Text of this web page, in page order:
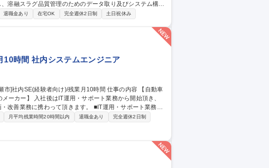
グ品質管理業務の落とし込み ３．スラグ品質トラブルが
退職金あり 在宅OK 完全週休2日制 土日祝休み
10時間 社内システムエンジニア
ーカー】 入社後はIT運用・サポート業務から開始頂き、
って頂きます。 ■IT運用・サポート業務：
い合わせ対応(ヘルプデスク)、ソフトウェア導入・運用
等■IT環境の企画・改善：社内システム・サーバーの構
ルの作成・改修及びプログラム対応(AS400/VBScript/RPA
ンフラの構築・運用、DX推進活動等。 募集職種 [東京/清瀬市]社内SE(経験者向け)/残業月10時間
月平均残業時間20時間以内 退職金あり
完全週休2日制